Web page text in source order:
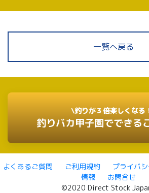
一覧へ戻る
\釣りが３倍楽しくなる
釣りバカ甲子園でできる
よくあるご質問 ご利用規約 プライバ
情報
お問合せ
©2020 Direct Stock